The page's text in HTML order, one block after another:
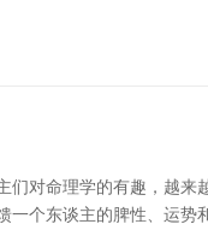
对命理学的有趣，越来
个东谈主的脾性、运